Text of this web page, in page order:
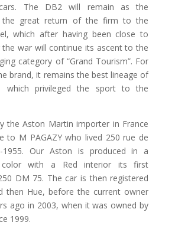
The DB2 will remain as the
the great return of the firm to the
which after having been close to
war will continue its ascent to the
category of “Grand Tourism”. For
brand, it remains the best lineage of
which privileged the sport to the
the Aston Martin importer in France
to M PAGAZY who lived 250 rue de
1955. Our Aston is produced in a
color with a Red interior its first
DM 75. The car is then registered
then Hue, before the current owner
ago in 2003, when it was owned by
1999.